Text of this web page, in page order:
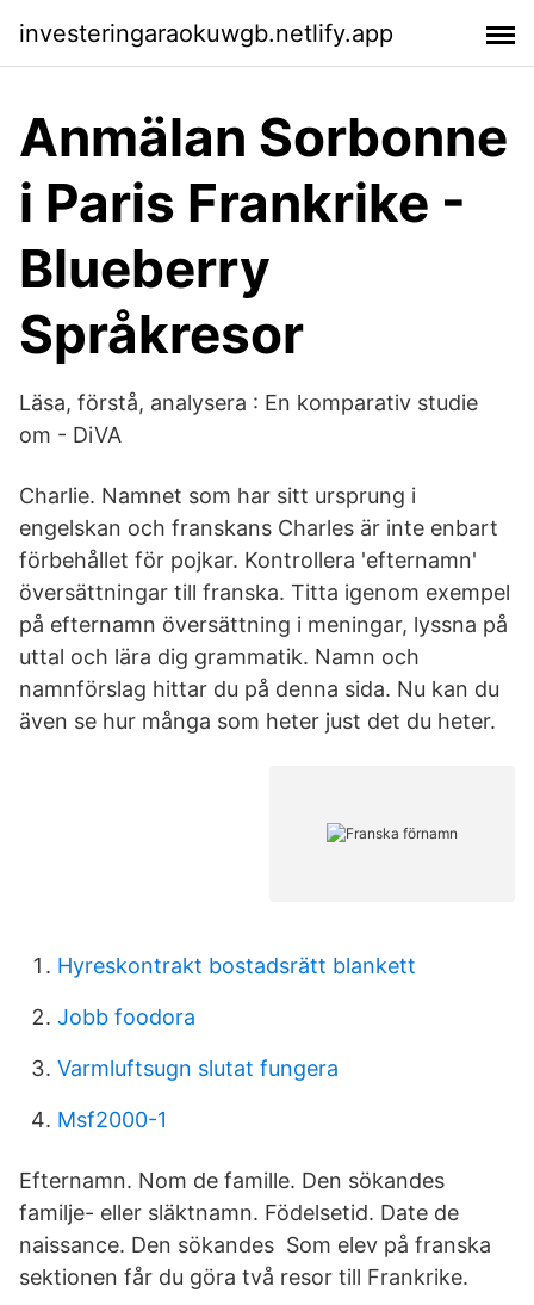
investeringaraokuwgb.netlify.app
Anmälan Sorbonne
i Paris Frankrike -
Blueberry
Språkresor
Läsa, förstå, analysera : En komparativ studie
om - DiVA
Charlie. Namnet som har sitt ursprung i
engelskan och franskans Charles är inte enbart
förbehållet för pojkar. Kontrollera 'efternamn'
översättningar till franska. Titta igenom exempel
på efternamn översättning i meningar, lyssna på
uttal och lära dig grammatik. Namn och
namnförslag hittar du på denna sida. Nu kan du
även se hur många som heter just det du heter.
Hyreskontrakt bostadsrätt blankett
Jobb foodora
Varmluftsugn slutat fungera
Msf2000-1
Efternamn. Nom de famille. Den sökandes
familje- eller släktnamn. Födelsetid. Date de
naissance. Den sökandes Som elev på franska
sektionen får du göra två resor till Frankrike.